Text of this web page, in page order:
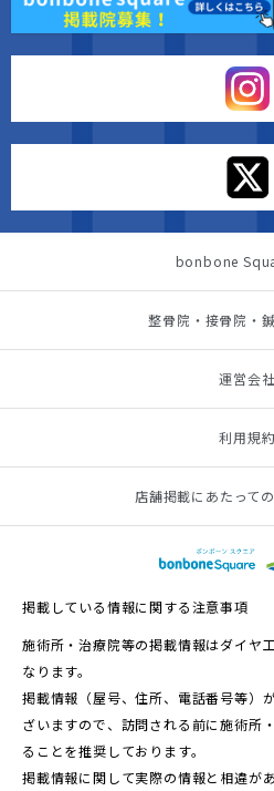
bonbone
整骨院・接骨院・
運営会社
利用規約
店舗掲載にあたって
掲載している情報に関する注意事項
施術所・治療院等の掲載情報はダイヤ
なります。
掲載情報（屋号、住所、電話番号等）
ざいますので、訪問される前に施術所
ることを推奨しております。
掲載情報に関して実際の情報と相違があ